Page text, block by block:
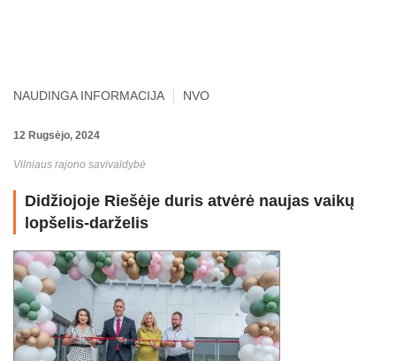
NAUDINGA INFORMACIJA NVO
12 Rugsėjo, 2024
Vilniaus rajono savivaldybė
Didžiojoje Riešėje duris atvėrė naujas vaikų
lopšelis-darželis